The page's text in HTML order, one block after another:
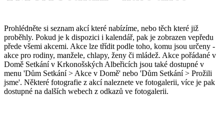
Prohlédněte si seznam akcí které nabízíme, nebo těch které již
proběhly. Pokud je k dispozici i kalendář, pak je zobrazen vepředu
přede všemi akcemi. Akce lze třídit podle toho, komu jsou určeny -
akce pro rodiny, manžele, chlapy, ženy či mládež. Akce pořádané v
Domě Setkání v Krkonošských Albeřicích jsou také dostupné v
menu 'Dům Setkání > Akce v Domě' nebo 'Dům Setkání > Prožili
jsme'. Některé fotografie z akcí naleznete ve fotogalerii, více je pak
dostupné na dalších webech z odkazů ve fotogalerii.